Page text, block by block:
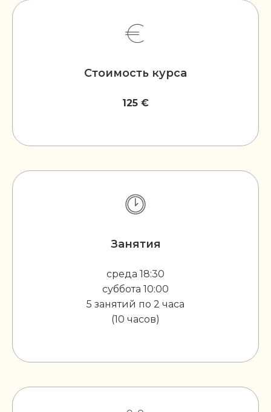
Стоимость курса
125 €
Занятия
среда 18:30
суббота 10:00
5 занятий по 2 часа
(10 часов)